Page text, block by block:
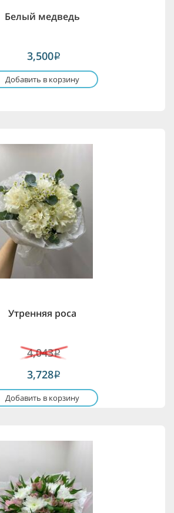
Белый медведь
3,500i
Добавить в корзину
Утренняя роса
4,043i
3,728i
Добавить в корзину